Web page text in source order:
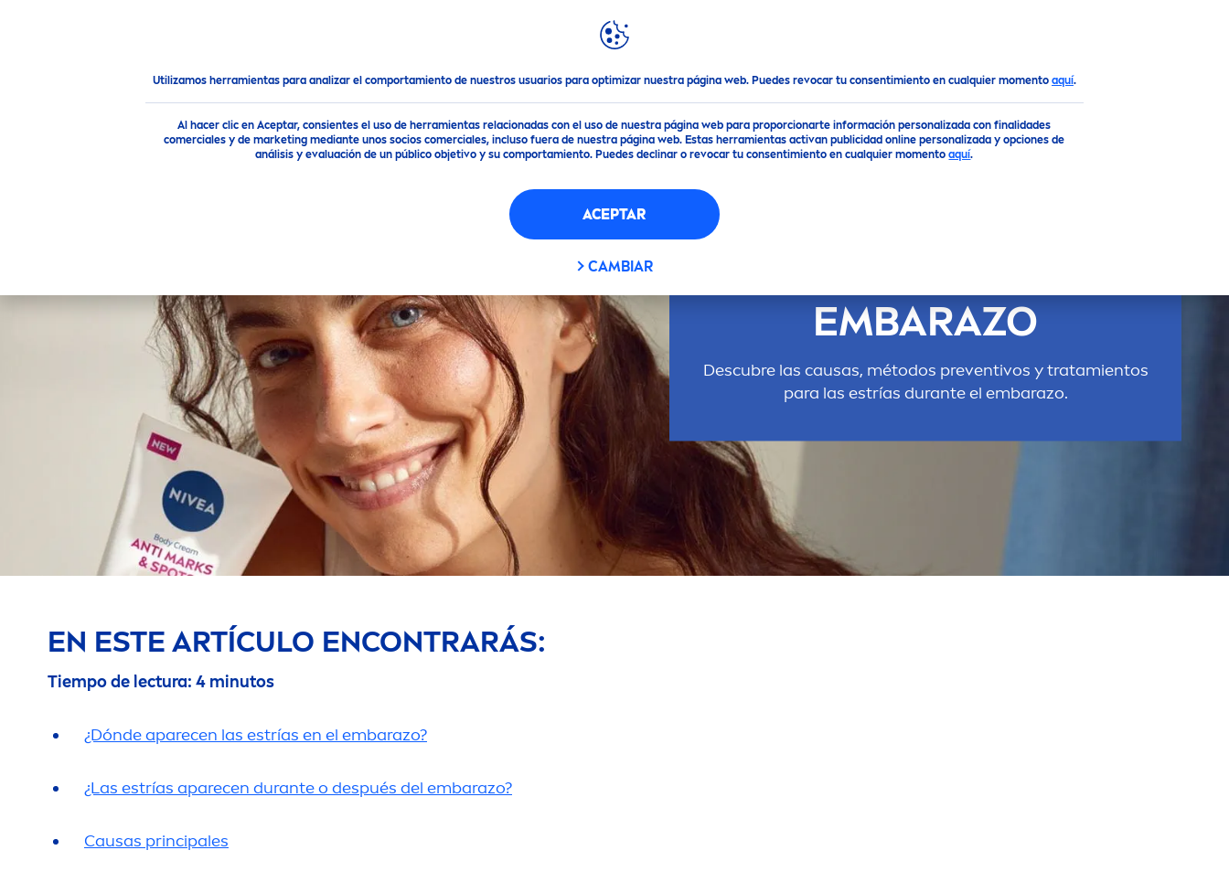
Utilizamos herramientas para analizar el comportamiento de nuestros usuarios para optimizar nuestra página web. Puedes revocar tu consentimiento en cualquier momento aquí.
Al hacer clic en Aceptar, consientes el uso de herramientas relacionadas con el uso de nuestra página web para proporcionarte información personalizada con finalidades
comerciales y de marketing mediante unos socios comerciales, incluso fuera de nuestra página web. Estas herramientas activan publicidad online personalizada y opciones de
análisis y evaluación de un público objetivo y su comportamiento. Puedes declinar o revocar tu consentimiento en cualquier momentoaquí.
ACEPTAR
CAMBIAR
DESTACADOS
Consejos para la Piel Cómo prevenir las estrías en el embarazo |NIVEA
EMBARAZO
Descubre las causas, métodos preventivos y tratamientos
para las estrías durante el embarazo.
EN ESTE ARTÍCULO ENCONTRARÁS:
Tiempo de lectura: 4 minutos
¿Dónde aparecen las estrías en el embarazo?
¿Las estrías aparecen durante o después del embarazo?
Causas principales